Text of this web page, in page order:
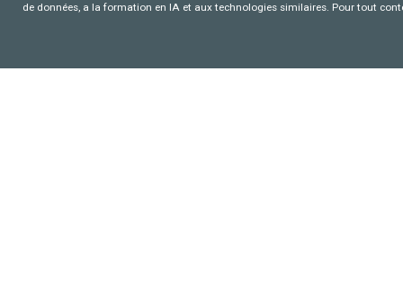
de données, a la formation en IA et aux technologies similaires. Pour tout